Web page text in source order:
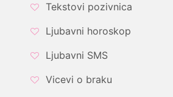
Tekstovi pozivnica
Ljubavni horoskop
Ljubavni SMS
Vicevi o braku